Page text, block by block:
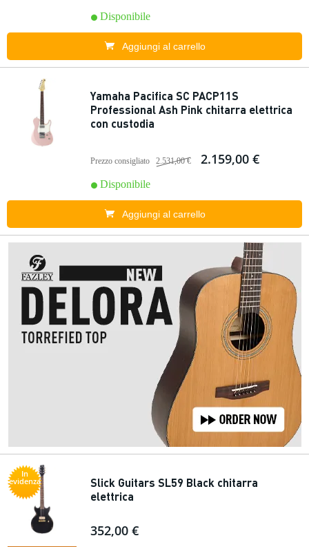
Disponibile
Aggiungi al carrello
Yamaha Pacifica SC PACP11S
Professional Ash Pink chitarra elettrica
con custodia
Prezzo consigliato 2.531,00 € 2.159,00 €
Disponibile
Aggiungi al carrello
In
evidenza
Slick Guitars SL59 Black chitarra
elettrica
352,00 €